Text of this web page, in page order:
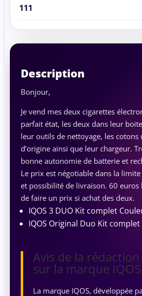
111
Description
Bonjour,
Je vend mes deux cigarettes
parfait état, les deux dans leur
leur outils de nettoyage, les cotons
d’origine ainsi que leur chargeur.
bonne autonomie de batterie et
Le prix est négotiable dans la
et possibilité de livraison. 60 euros
de faire un prix si achat des deux.
IQOS 3 DUO Kit complet
IQOS Original Duo Kit
Avis de la rédaction
sur la marque IQOS
La marque IQOS, développée